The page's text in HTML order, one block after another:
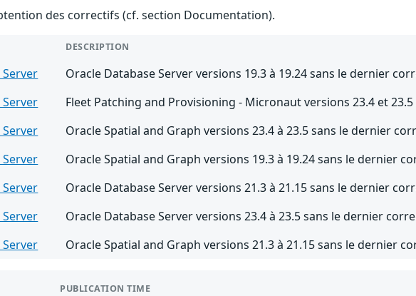
des correctifs (cf. section Documentation).
DESCRIPTION
Oracle Database Server versions 19.3 à 19.24 sans le dernier
Fleet Patching and Provisioning - Micronaut versions 23.4 et
Oracle Spatial and Graph versions 23.4 à 23.5 sans le dernier
Oracle Spatial and Graph versions 19.3 à 19.24 sans le dernier
Oracle Database Server versions 21.3 à 21.15 sans le dernier
Oracle Database Server versions 23.4 à 23.5 sans le dernier
Oracle Spatial and Graph versions 21.3 à 21.15 sans le dernier
PUBLICATION TIME